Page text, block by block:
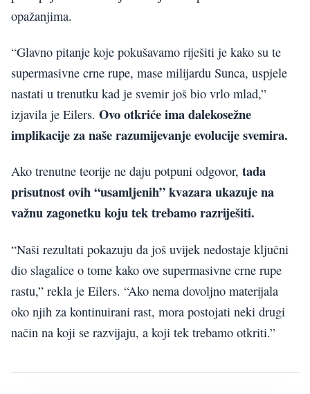
opažanjima.
“Glavno pitanje koje pokušavamo riješiti je kako su te
supermasivne crne rupe, mase milijardu Sunca, uspjele
nastati u trenutku kad je svemir još bio vrlo mlad,”
izjavila je Eilers. Ovo otkriće ima dalekosežne
implikacije za naše razumijevanje evolucije svemira.
Ako trenutne teorije ne daju potpuni odgovor, tada
prisutnost ovih “usamljenih” kvazara ukazuje na
važnu zagonetku koju tek trebamo razriješiti.
“Naši rezultati pokazuju da još uvijek nedostaje ključni
dio slagalice o tome kako ove supermasivne crne rupe
rastu,” rekla je Eilers. “Ako nema dovoljno materijala
oko njih za kontinuirani rast, mora postojati neki drugi
način na koji se razvijaju, a koji tek trebamo otkriti.”